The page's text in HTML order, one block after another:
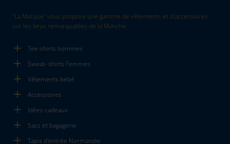
"La Marque" vous propose une gamme de vêtements et d'accessoires
sur les lieux remarquables de la Manche.
Tee-shirts hommes
Sweat- shirts Femmes
Vêtements bébé
Accessoires
Idées cadeaux
Sacs et bagagerie
Tapis d'entrée Normandie